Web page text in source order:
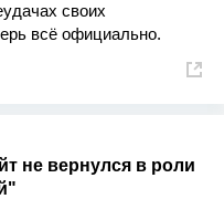
своих
всё официально.
не вернулся в роли